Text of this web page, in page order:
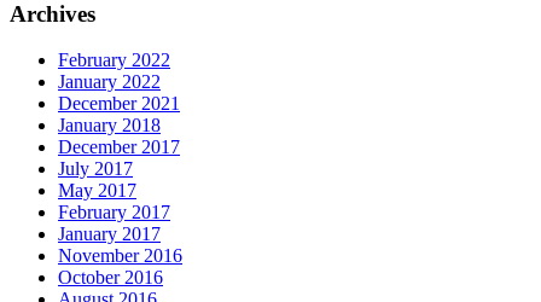
Archives
February 2022
January 2022
December 2021
January 2018
December 2017
July 2017
May 2017
February 2017
January 2017
November 2016
October 2016